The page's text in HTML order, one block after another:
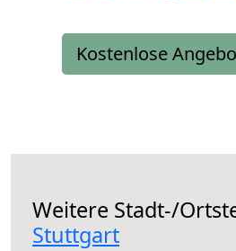
Kostenlose
Weitere Stadt-/
Stuttgart